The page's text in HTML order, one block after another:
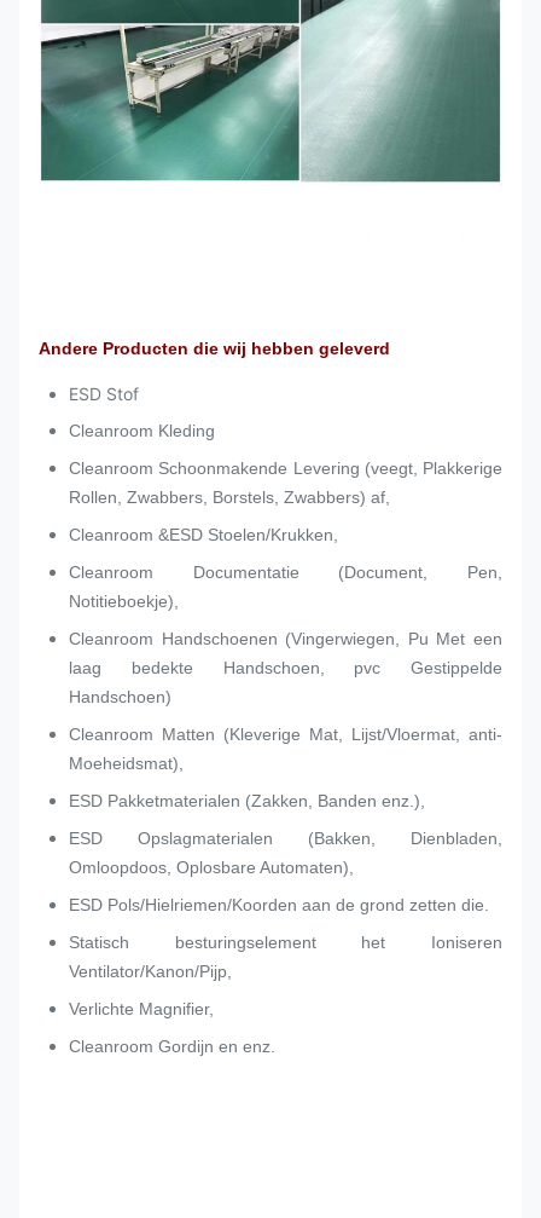
Andere Producten die wij hebben geleverd
ESD Stof
Cleanroom Kleding
Cleanroom Schoonmakende Levering (veegt, Plakkerige
Rollen, Zwabbers, Borstels, Zwabbers) af,
Cleanroom &ESD Stoelen/Krukken,
Cleanroom Documentatie (Document, Pen,
Notitieboekje),
Cleanroom Handschoenen (Vingerwiegen, Pu Met een
laag bedekte Handschoen, pvc Gestippelde
Handschoen)
Cleanroom Matten (Kleverige Mat, Lijst/Vloermat, anti-
Moeheidsmat),
ESD Pakketmaterialen (Zakken, Banden enz.),
ESD Opslagmaterialen (Bakken, Dienbladen,
Omloopdoos, Oplosbare Automaten),
ESD Pols/Hielriemen/Koorden aan de grond zetten die.
Statisch besturingselement het Ioniseren
Ventilator/Kanon/Pijp,
Verlichte Magnifier,
Cleanroom Gordijn en enz.